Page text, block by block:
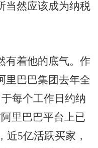
当然应该成为纳税
着他的底气。作
里巴巴集团去年全
每个工作日约纳
里巴巴平台上已
近5亿活跃买家，